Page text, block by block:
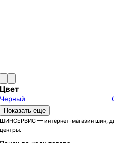
Цвет
Черный
Модели дисков КиК
Адамар-Оригинал 1
Адамар
Показать еще
ШИНСЕРВИС — интернет-магазин шин,
центры.